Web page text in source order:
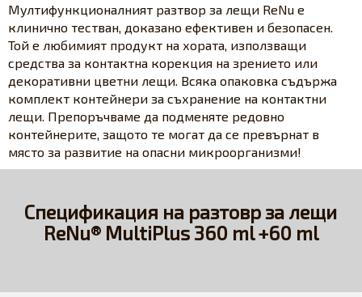
Мултифункционалният разтвор за лещи ReNu е
клинично тестван, доказано ефективен и безопасен.
Той е любимият продукт на хората, използващи
средства за контактна корекция на зрението или
декоративни цветни лещи. Всяка опаковка съдържа
комплект контейнери за съхранение на контактни
лещи. Препоръчваме да подменяте редовно
контейнерите, защото те могат да се превърнат в
място за развитие на опасни микроорганизми!
Спецификация на разтовр за лещи
ReNu® MultiPlus 360 ml +60 ml